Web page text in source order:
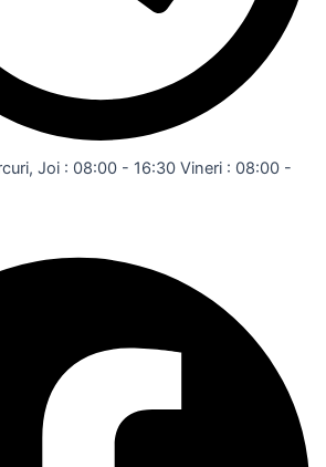
Joi : 08:00 - 16:30 Vineri : 08:00 -